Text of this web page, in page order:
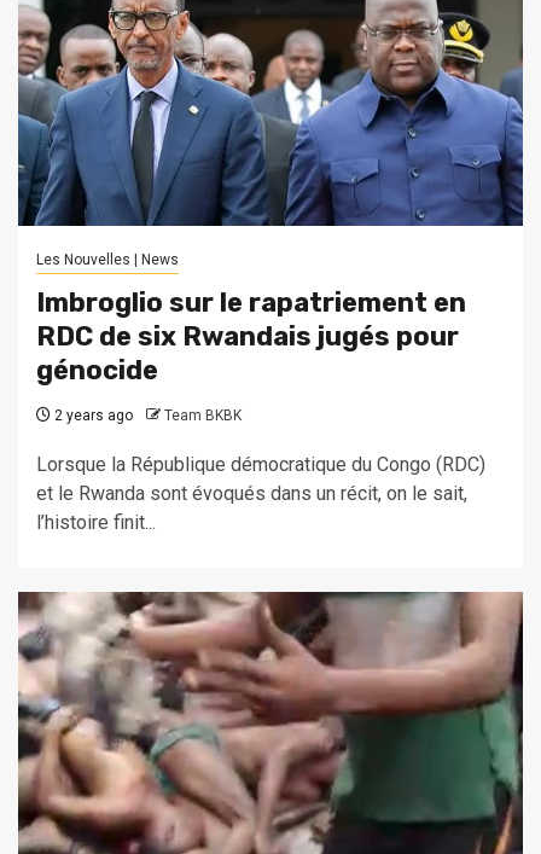
Les Nouvelles | News
Imbroglio sur le rapatriement en
RDC de six Rwandais jugés pour
génocide
2 years ago Team BKBK
Lorsque la République démocratique du Congo (RDC)
et le Rwanda sont évoqués dans un récit, on le sait,
l’histoire finit...